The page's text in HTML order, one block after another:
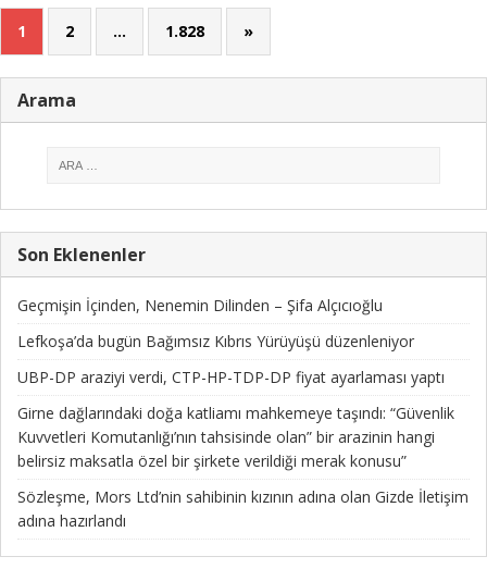
1 2 … 1.828 »
Arama
Son Eklenenler
Geçmişin İçinden, Nenemin Dilinden – Şifa Alçıcıoğlu
Lefkoşa’da bugün Bağımsız Kıbrıs Yürüyüşü düzenleniyor
UBP-DP araziyi verdi, CTP-HP-TDP-DP fiyat ayarlaması yaptı
Girne dağlarındaki doğa katliamı mahkemeye taşındı: “Güvenlik
Kuvvetleri Komutanlığı’nın tahsisinde olan” bir arazinin hangi
belirsiz maksatla özel bir şirkete verildiği merak konusu”
Sözleşme, Mors Ltd’nin sahibinin kızının adına olan Gizde İletişim
adına hazırlandı